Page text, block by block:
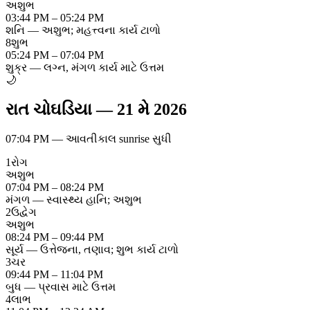
અશુભ
03:44 PM – 05:24 PM
શનિ — અશુભ; મહત્ત્વના કાર્ય ટાળો
8શુભ
05:24 PM – 07:04 PM
શુક્ર — લગ્ન, મંગળ કાર્ય માટે ઉત્તમ
🌙
રાત ચોઘડિયા— 21 મે 2026
07:04 PM — આવતીકાલ sunrise સુધી
1રોગ
અશુભ
07:04 PM – 08:24 PM
મંગળ — સ્વાસ્થ્ય હાનિ; અશુભ
2ઉદ્વેગ
અશુભ
08:24 PM – 09:44 PM
સૂર્ય — ઉત્તેજના, તણાવ; શુભ કાર્ય ટાળો
3ચર
09:44 PM – 11:04 PM
બુધ — પ્રવાસ માટે ઉત્તમ
4લાભ